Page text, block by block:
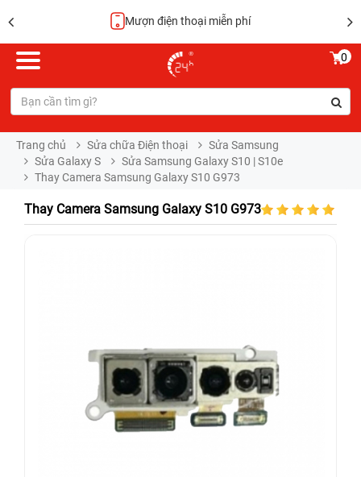
Mượn điện thoại miễn phí
0
Trang chủ Sửa chữa Điện thoại
Sửa Samsung
Sửa Galaxy S
Sửa Samsung Galaxy S10 | S10e
Thay Camera Samsung Galaxy S10 G973
Thay Camera Samsung Galaxy S10 G973